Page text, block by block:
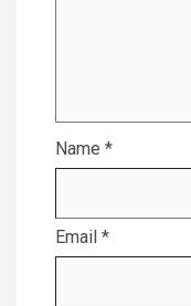
Name *
Email *